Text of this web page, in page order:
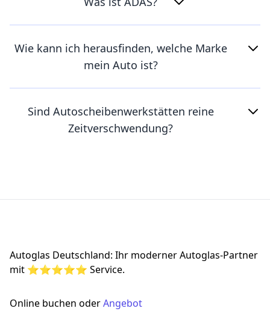
Wie kann ich herausfinden, welche Marke
mein Auto ist?
Sind Autoscheibenwerkstätten reine
Zeitverschwendung?
Autoglas Deutschland: Ihr moderner Autoglas-Partner
mit ⭐⭐⭐⭐⭐ Service.
Online buchen oderAngebot